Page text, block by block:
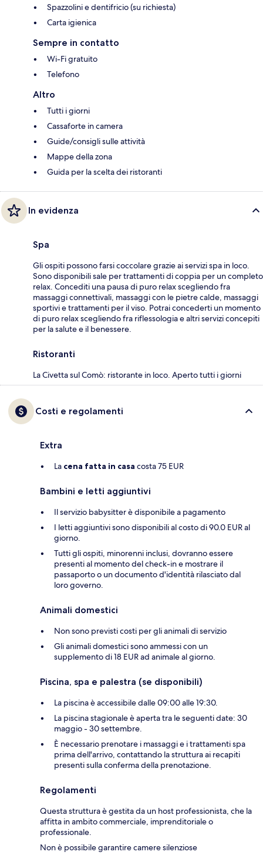
Spazzolini e dentifricio (su richiesta)
Carta igienica
Sempre in contatto
Wi-Fi gratuito
Telefono
Altro
Tutti i giorni
Cassaforte in camera
Guide/consigli sulle attività
Mappe della zona
Guida per la scelta dei ristoranti
In evidenza
Spa
Gli ospiti possono farsi coccolare grazie ai servizi spa in loco.
Sono disponibili sale per trattamenti di coppia per un completo
relax. Concediti una pausa di puro relax scegliendo fra
massaggi connettivali, massaggi con le pietre calde, massaggi
sportivi e trattamenti per il viso. Potrai concederti un momento
di puro relax scegliendo fra riflessologia e altri servizi concepiti
per la salute e il benessere.
Ristoranti
La Civetta sul Comò: ristorante in loco. Aperto tutti i giorni
Costi e regolamenti
Extra
La cena fatta in casa costa 75 EUR
Bambini e letti aggiuntivi
Il servizio babysitter è disponibile a pagamento
I letti aggiuntivi sono disponibili al costo di 90.0 EUR al
giorno.
Tutti gli ospiti, minorenni inclusi, dovranno essere
presenti al momento del check-in e mostrare il
passaporto o un documento d'identità rilasciato dal
loro governo.
Animali domestici
Non sono previsti costi per gli animali di servizio
Gli animali domestici sono ammessi con un
supplemento di 18 EUR ad animale al giorno.
Piscina, spa e palestra (se disponibili)
La piscina è accessibile dalle 09:00 alle 19:30.
La piscina stagionale è aperta tra le seguenti date: 30
maggio - 30 settembre.
È necessario prenotare i massaggi e i trattamenti spa
prima dell'arrivo, contattando la struttura ai recapiti
presenti sulla conferma della prenotazione.
Regolamenti
Questa struttura è gestita da un host professionista, che la
affitta in ambito commerciale, imprenditoriale o
professionale.
Non è possibile garantire camere silenziose